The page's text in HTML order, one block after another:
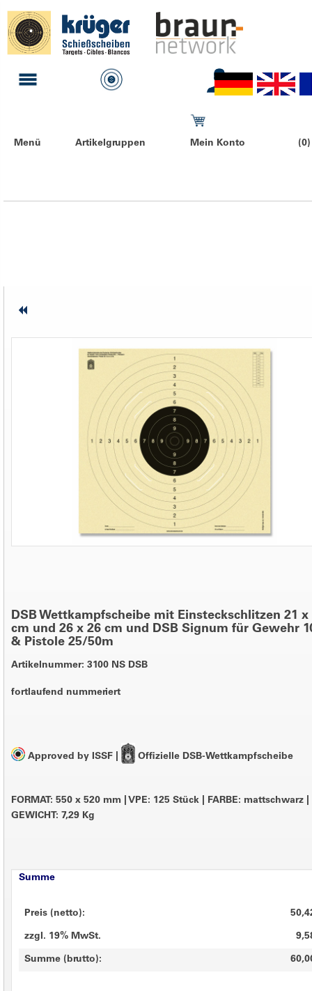
Menü Artikelgruppen Mein Konto
DSB Wettkampfscheibe mit Einsteckschlitzen 21 x
cm und 26 x 26 cm und DSB Signum für Gewehr
& Pistole 25/50m
Artikelnummer: 3100 NS DSB
fortlaufend nummeriert
Approved by ISSF Offizielle DSB-Wettkampfscheibe
FORMAT: 550 x 520 mm VPE: 125 Stück FARBE: mattschwarz
GEWICHT: 7,29 Kg
Summe
Preis (netto):
zzgl. 19% MwSt.
Summe (brutto):